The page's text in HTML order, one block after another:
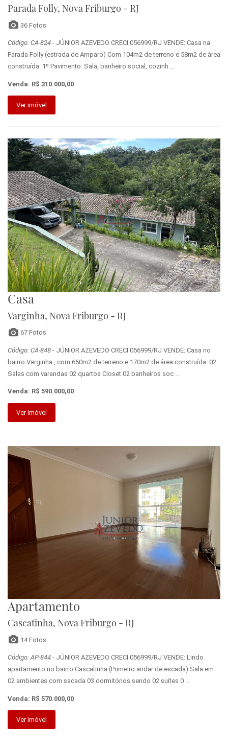
Parada Folly, Nova Friburgo - RJ
36 Fotos
Código: CA-824 - JÚNIOR AZEVEDO CRECI 056999/RJ VENDE: Casa na
Parada Folly (estrada de Amparo) Com 104m2 de terreno e 58m2 de área
construída. 1º Pavimento: Sala, banheiro social, cozinh ...
Venda: R$ 310.000,00
Ver imóvel
Casa
Varginha, Nova Friburgo - RJ
67 Fotos
Código: CA-848 - JÚNIOR AZEVEDO CRECI 056999/RJ VENDE: Casa no
bairro Varginha , com 650m2 de terreno e 170m2 de área construída. 02
Salas com varandas 02 quartos Closet 02 banheiros soc ...
Venda: R$ 590.000,00
Ver imóvel
Apartamento
Cascatinha, Nova Friburgo - RJ
14 Fotos
Código: AP-844 - JÚNIOR AZEVEDO CRECI 056999/RJ VENDE: Lindo
apartamento no bairro Cascatinha (Primeiro andar de escada) Sala em
02 ambientes com sacada 03 dormitórios sendo 02 suítes 0 ...
Venda: R$ 570.000,00
Ver imóvel